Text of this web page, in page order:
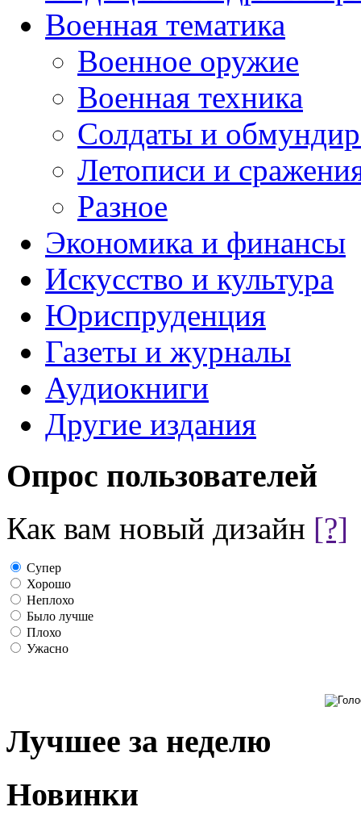
Военная тематика
Военное оружие
Военная техника
Солдаты и
Летописи и
Разное
Экономика и финансы
Искусство и культура
Юриспруденция
Газеты и журналы
Аудиокниги
Другие издания
Опрос пользователей
Как вам новый дизайн [?]
Супер
Хорошо
Неплохо
Было лучше
Плохо
Ужасно
Лучшее за неделю
Новинки